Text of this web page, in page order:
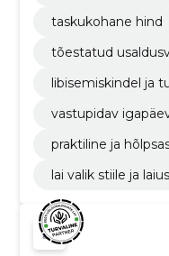
taskukohane hind
tõestatud
libisemiskindel ja
vastupidav
praktiline ja
lai valik stiile ja